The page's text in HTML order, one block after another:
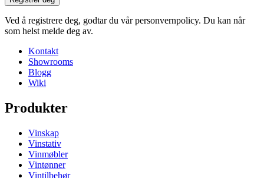
Ved å registrere deg, godtar du vår personvernpolicy. Du kan når
som helst melde deg av.
Kontakt
Showrooms
Blogg
Wiki
Produkter
Vinskap
Vinstativ
Vinmøbler
Vintønner
Vintilbehør